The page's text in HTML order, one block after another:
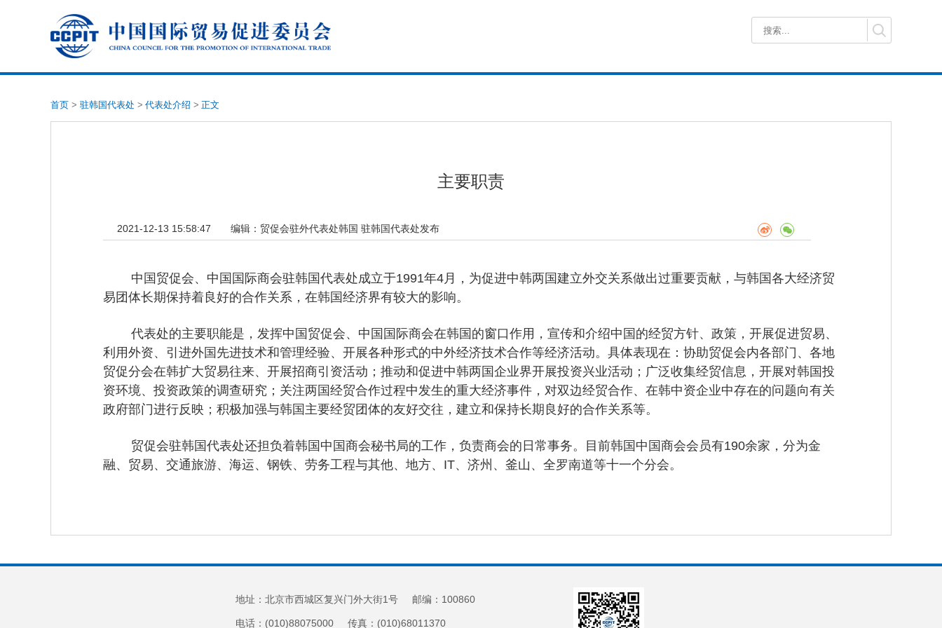
首页 > 驻韩国代表处 > 代表处介绍 > 正文
主要职责
2021-12-13 15:58:47 编辑： 贸促会驻外代表处韩国 驻韩国代表处发布
中国贸促会、中国国际商会驻韩国代表处成立于1991年4月，为促进中韩两国建立外交关系做出过重要贡献，与韩国各大经济贸
易团体长期保持着良好的合作关系，在韩国经济界有较大的影响。
代表处的主要职能是，发挥中国贸促会、中国国际商会在韩国的窗口作用，宣传和介绍中国的经贸方针、政策，开展促进贸易、
利用外资、引进外国先进技术和管理经验、开展各种形式的中外经济技术合作等经济活动。具体表现在：协助贸促会内各部门、各地
贸促分会在韩扩大贸易往来、开展招商引资活动；推动和促进中韩两国企业界开展投资兴业活动；广泛收集经贸信息，开展对韩国投
资环境、投资政策的调查研究；关注两国经贸合作过程中发生的重大经济事件，对双边经贸合作、在韩中资企业中存在的问题向有关
政府部门进行反映；积极加强与韩国主要经贸团体的友好交往，建立和保持长期良好的合作关系等。
贸促会驻韩国代表处还担负着韩国中国商会秘书局的工作，负责商会的日常事务。目前韩国中国商会会员有190余家，分为金
融、贸易、交通旅游、海运、钢铁、劳务工程与其他、地方、IT、济州、釜山、全罗南道等十一个分会。
地址：北京市西城区复兴门外大街1号 邮编：100860
电话：(010)88075000 传真：(010)68011370